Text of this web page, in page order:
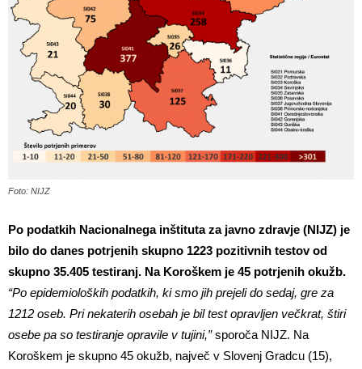
Foto: NIJZ
Po podatkih Nacionalnega inštituta za javno zdravje (NIJZ) je
bilo do danes potrjenih skupno 1223 pozitivnih testov od
skupno 35.405 testiranj. Na Koroškem je 45 potrjenih okužb.
“Po epidemioloških podatkih, ki smo jih prejeli do sedaj, gre za
1212 oseb. Pri nekaterih osebah je bil test opravljen večkrat, štiri
osebe pa so testiranje opravile v tujini,”sporoča NIJZ. Na
Koroškem je skupno 45 okužb, največ v Slovenj Gradcu (15),